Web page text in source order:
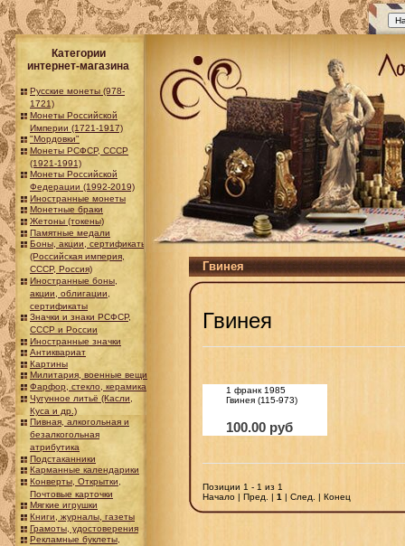
Категории
интернет-магазина
Русские монеты (978-
1721)
Монеты Российской
Империи (1721-1917)
"Мордовки"
Монеты РСФСР, СССР
(1921-1991)
Монеты Российской
Федерации (1992-2019)
Иностранные монеты
Монетные браки
Жетоны (токены)
Памятные медали
Боны, акции, сертификаты
(Российская империя,
СССР, Россия)
Иностранные боны,
акции, облигации,
сертификаты
Значки и знаки РСФСР,
СССР и России
Иностранные значки
Антиквариат
Картины
Милитария, военные вещи
Фарфор, стекло, керамика
Чугунное литьё (Касли,
Куса и др.)
Пивная, алкогольная и
безалкогольная
атрибутика
Подстаканники
Карманные календарики
Конверты, Открытки,
Почтовые карточки
Мягкие игрушки
Книги, журналы, газеты
Грамоты, удостоверения
Рекламные буклеты,
Гвинея
Гвинея
1 франк 1985
Гвинея (115-973)
100.00 руб
Позиции 1 - 1 из 1
Начало | Пред. | 1 | След. | Конец